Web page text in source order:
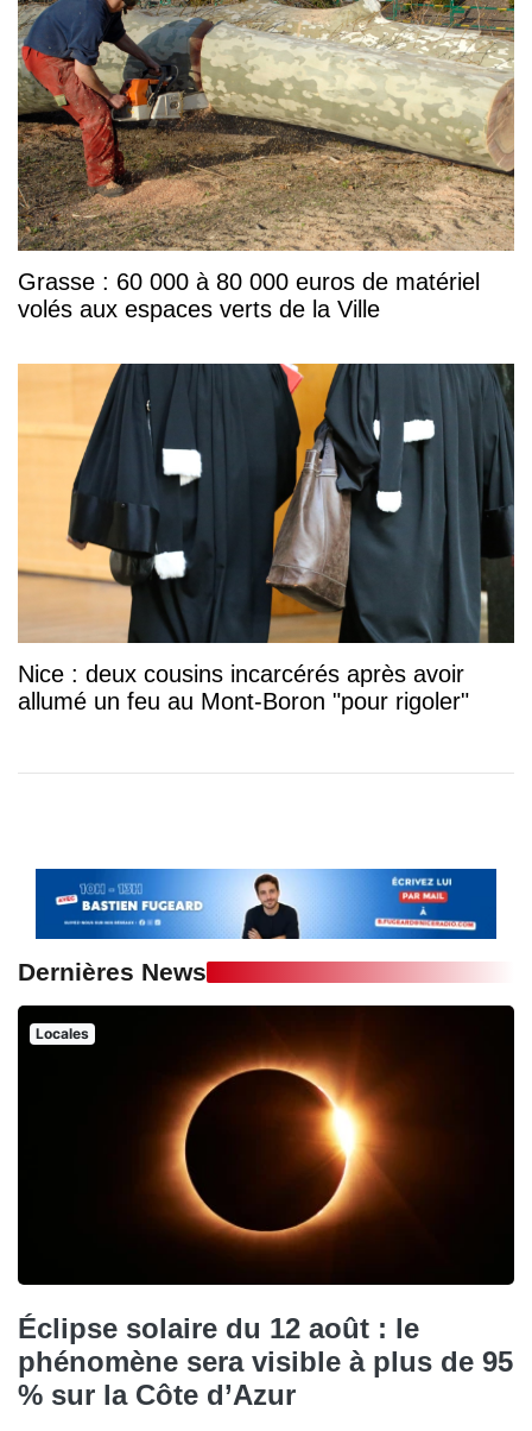
Grasse : 60 000 à 80 000 euros de matériel
volés aux espaces verts de la Ville
Nice : deux cousins incarcérés après avoir
allumé un feu au Mont-Boron "pour rigoler"
Dernières News
Locales
Éclipse solaire du 12 août : le
phénomène sera visible à plus de 95
% sur la Côte d’Azur